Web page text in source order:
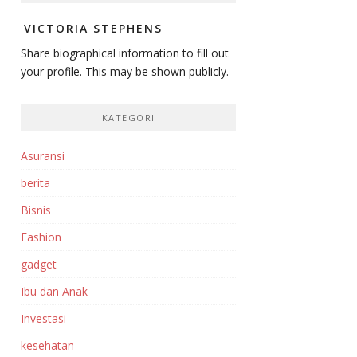
VICTORIA STEPHENS
Share biographical information to fill out
your profile. This may be shown publicly.
KATEGORI
Asuransi
berita
Bisnis
Fashion
gadget
Ibu dan Anak
Investasi‎
kesehatan